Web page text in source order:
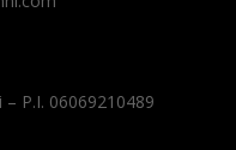
P.I. 06069210489